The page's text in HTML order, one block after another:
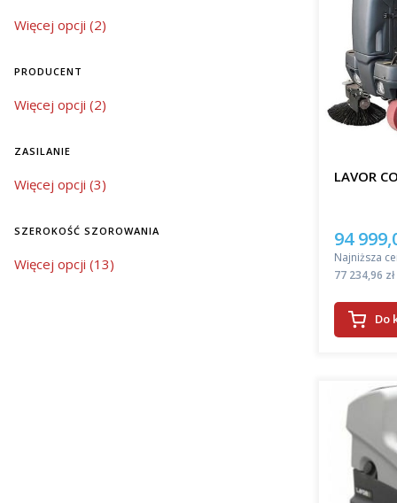
wyposażenie
Więcej opcji (2)
PRODUCENT
Producent
Więcej opcji (2)
ZASILANIE
zasilanie
Więcej opcji (3)
SZEROKOŚĆ SZOROWANIA
szerokość szorowania
Więcej opcji (13)
środków
bardziej
Jeśli
znacząco
do
można
LAVOR
Cena
94
Najniższa
Cena
77 234,96 zł
Do